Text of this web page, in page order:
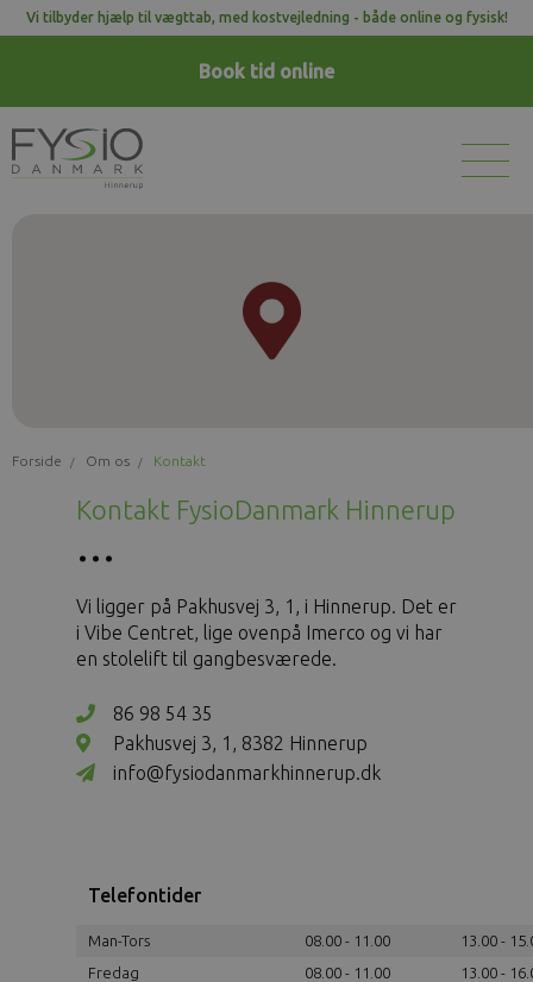
Vi tilbyder hjælp til vægttab, med kostvejledning - både online og fysisk!
Book tid online
Forside Om os Kontakt
Kontakt FysioDanmark Hinnerup
Vi ligger på Pakhusvej 3, 1, i Hinnerup. Det er
i Vibe Centret, lige ovenpå Imerco og vi har
en stolelift til gangbesværede.
86 98 54 35
Pakhusvej 3, 1, 8382 Hinnerup
info@fysiodanmarkhinnerup.dk
Telefontider
Man-Tors 08.00 - 11.00
13.00 -
Fredag
08.00 - 11.00
13.00 -